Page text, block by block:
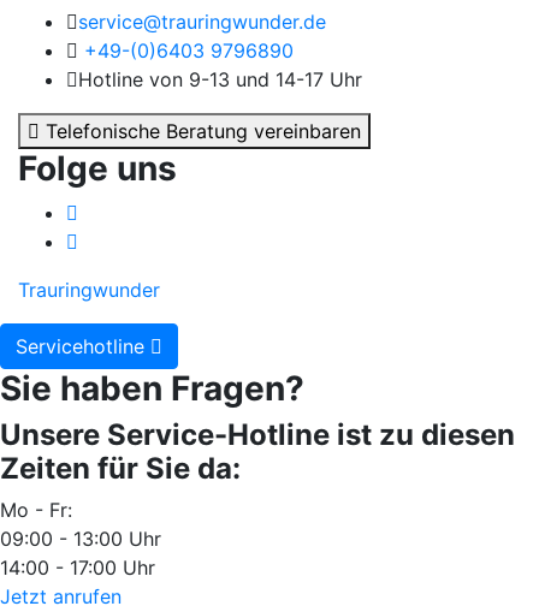
service@trauringwunder.de
+49-(0)6403 9796890
Hotline von 9-13 und 14-17 Uhr
Telefonische Beratung vereinbaren
Folge uns
Trauringwunder
Servicehotline
Sie haben Fragen?
Unsere Service-Hotline ist zu diesen
Zeiten für Sie da:
Mo - Fr:
09:00 - 13:00 Uhr
14:00 - 17:00 Uhr
Jetzt anrufen